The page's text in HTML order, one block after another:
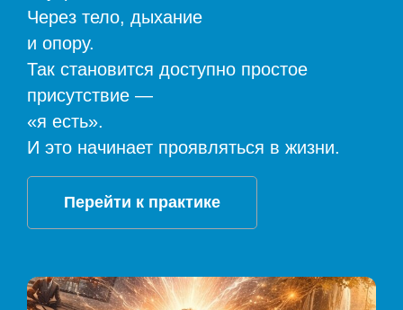
Через тело, дыхание
и опору.
Так становится доступно простое
присутствие —
«я есть».
И это начинает проявляться в жизни.
Перейти к практике